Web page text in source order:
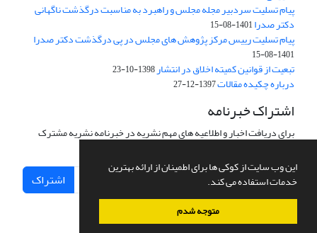
این وب سایت از کوکی ها برای اطمینان از ارائه بهترین
خدمات استفاده می کند.
متوجه شدم
پیام تسلیت سردبیر مجله مجلس و راهبرد به مناسبت درگذشت ناگهانی
دکتر صدرا1401-08-15
پیام تسلیت رییس مرکز پژوهش های مجلس در پی درگذشت دکتر صدرا
1401-08-15
تبعیت از قوانین کمیته اخلاق در انتشار1398-10-23
درباره چکیده مقالات1397-12-27
اشتراک خبرنامه
برای دریافت اخبار و اطلاعیه های مهم نشریه در خبرنامه نشریه مشترک
اشتراک